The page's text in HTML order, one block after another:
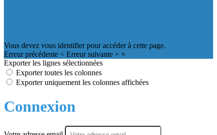
Vous devez vous identifier pour accéder à cette page.
Erreur précédente < Erreur suivante > ×
Exporter les lignes sélectionnées
Exporter toutes les colonnes
Exporter uniquement les colonnes affichées
Connexion